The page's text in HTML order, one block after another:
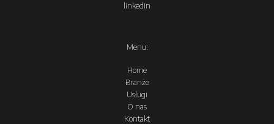
linkedin
Menu:
Home
Branże
Usługi
O nas
Kontakt